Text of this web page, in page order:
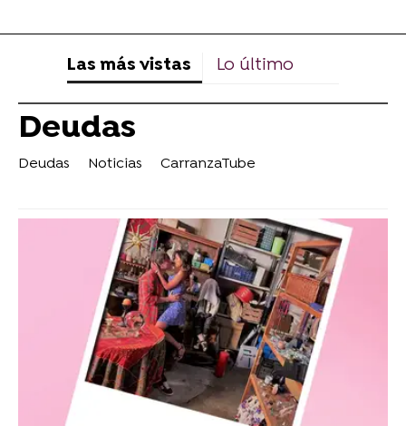
Las más vistas Lo último
Deudas
Deudas Noticias CarranzaTube